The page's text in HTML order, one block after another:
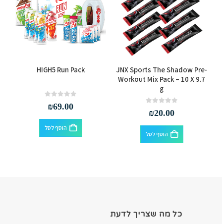
JNX Sports The Shadow Pre-
Workout Mix Pack – 10 X 9.7
g
₪20.00
הוסף לסל
HIGH5 Run Pack
₪69.00
הוסף לסל
כל מה שצריך לדעת